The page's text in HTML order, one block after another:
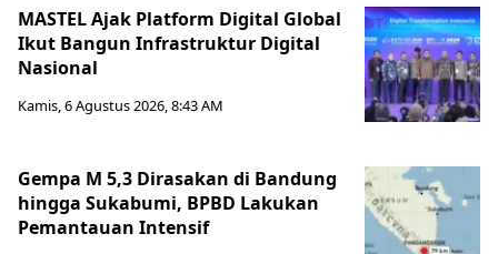
MASTEL Ajak Platform Digital Global
Ikut Bangun Infrastruktur Digital
Nasional
Kamis, 6 Agustus 2026, 8:43 AM
Gempa M 5,3 Dirasakan di Bandung
hingga Sukabumi, BPBD Lakukan
Pemantauan Intensif